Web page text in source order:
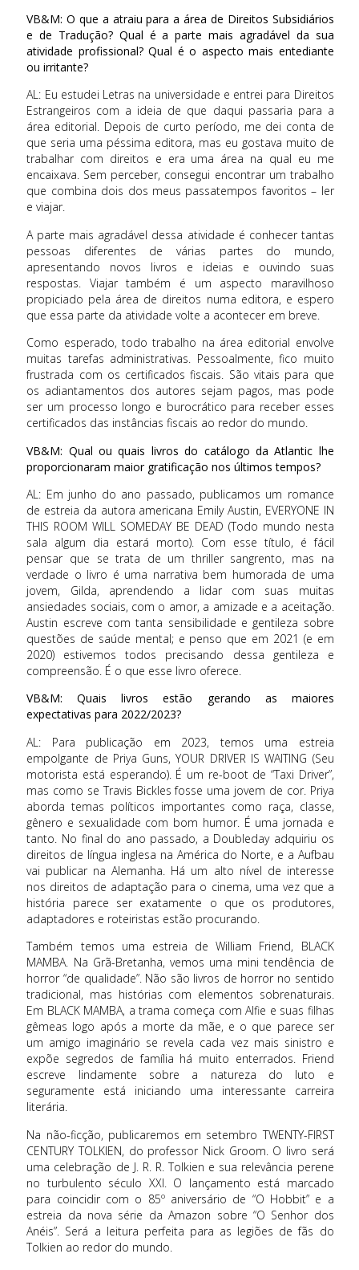
VB&M: O que a atraiu para a área de Direitos Subsidiários
e de Tradução? Qual é a parte mais agradável da sua
atividade profissional? Qual é o aspecto mais entediante
ou irritante?
AL: Eu estudei Letras na universidade e entrei para Direitos
Estrangeiros com a ideia de que daqui passaria para a
área editorial. Depois de curto período, me dei conta de
que seria uma péssima editora, mas eu gostava muito de
trabalhar com direitos e era uma área na qual eu me
encaixava. Sem perceber, consegui encontrar um trabalho
que combina dois dos meus passatempos favoritos – ler
e viajar.
A parte mais agradável dessa atividade é conhecer tantas
pessoas diferentes de várias partes do mundo,
apresentando novos livros e ideias e ouvindo suas
respostas. Viajar também é um aspecto maravilhoso
propiciado pela área de direitos numa editora, e espero
que essa parte da atividade volte a acontecer em breve.
Como esperado, todo trabalho na área editorial envolve
muitas tarefas administrativas. Pessoalmente, fico muito
frustrada com os certificados fiscais. São vitais para que
os adiantamentos dos autores sejam pagos, mas pode
ser um processo longo e burocrático para receber esses
certificados das instâncias fiscais ao redor do mundo.
VB&M: Qual ou quais livros do catálogo da Atlantic lhe
proporcionaram maior gratificação nos últimos tempos?
AL: Em junho do ano passado, publicamos um romance
de estreia da autora americana Emily Austin, EVERYONE IN
THIS ROOM WILL SOMEDAY BE DEAD (Todo mundo nesta
sala algum dia estará morto). Com esse título, é fácil
pensar que se trata de um thriller sangrento, mas na
verdade o livro é uma narrativa bem humorada de uma
jovem, Gilda, aprendendo a lidar com suas muitas
ansiedades sociais, com o amor, a amizade e a aceitação.
Austin escreve com tanta sensibilidade e gentileza sobre
questões de saúde mental; e penso que em 2021 (e em
2020) estivemos todos precisando dessa gentileza e
compreensão. É o que esse livro oferece.
VB&M: Quais livros estão gerando as maiores
expectativas para 2022/2023?
AL: Para publicação em 2023, temos uma estreia
empolgante de Priya Guns, YOUR DRIVER IS WAITING (Seu
motorista está esperando). É um re-boot de “Taxi Driver”,
mas como se Travis Bickles fosse uma jovem de cor. Priya
aborda temas políticos importantes como raça, classe,
gênero e sexualidade com bom humor. É uma jornada e
tanto. No final do ano passado, a Doubleday adquiriu os
direitos de língua inglesa na América do Norte, e a Aufbau
vai publicar na Alemanha. Há um alto nível de interesse
nos direitos de adaptação para o cinema, uma vez que a
história parece ser exatamente o que os produtores,
adaptadores e roteiristas estão procurando.
Também temos uma estreia de William Friend, BLACK
MAMBA. Na Grã-Bretanha, vemos uma mini tendência de
horror “de qualidade”. Não são livros de horror no sentido
tradicional, mas histórias com elementos sobrenaturais.
Em BLACK MAMBA, a trama começa com Alfie e suas filhas
gêmeas logo após a morte da mãe, e o que parece ser
um amigo imaginário se revela cada vez mais sinistro e
expõe segredos de família há muito enterrados. Friend
escreve lindamente sobre a natureza do luto e
seguramente está iniciando uma interessante carreira
literária.
Na não-ficção, publicaremos em setembro TWENTY-FIRST
CENTURY TOLKIEN, do professor Nick Groom. O livro será
uma celebração de J. R. R. Tolkien e sua relevância perene
no turbulento século XXI. O lançamento está marcado
para coincidir com o 85º aniversário de “O Hobbit” e a
estreia da nova série da Amazon sobre “O Senhor dos
Anéis”. Será a leitura perfeita para as legiões de fãs do
Tolkien ao redor do mundo.